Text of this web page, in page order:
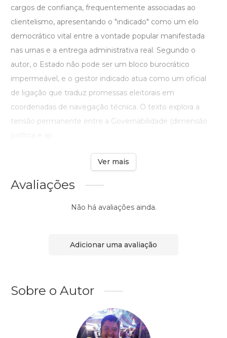
cargos de confiança, frequentemente associadas ao
clientelismo, apresentando o "indicado" como um elo
democrático vital entre a vontade popular manifestada
nas urnas e a entrega administrativa real. Segundo o
autor, o Estado não pode ser um bloco burocrático
impermeável, e o gestor indicado atua como um oficial
de ligação que traduz promessas eleitorais em
coordenadas de navegação técnica. O texto explora a
tensão permanente entre a Governabilidade (dimensão
Ver mais
Avaliações
Não há avaliações ainda.
Adicionar uma avaliação
Sobre o Autor